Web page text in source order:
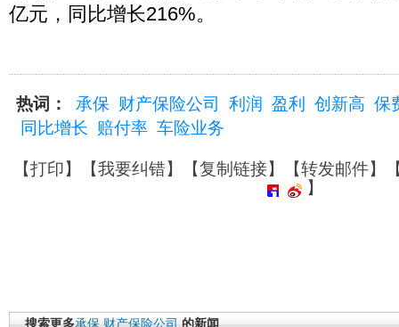
亿元，同比增长216%。
热词： 承保 财产保险公司 利润 盈利 创新高 保
同比增长 赔付率 车险业务
【打印】【我要纠错】【复制链接】【转发邮件】
】
搜索更多承保 财产保险公司 的新闻